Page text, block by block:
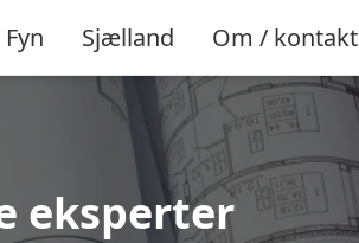
Fyn Sjælland Om / kontakt
eksperter